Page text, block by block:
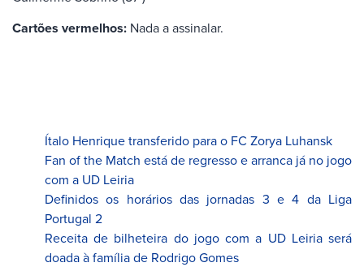
Cartões vermelhos: Nada a assinalar.
Ítalo Henrique transferido para o FC Zorya Luhansk
Fan of the Match está de regresso e arranca já no jogo
com a UD Leiria
Definidos os horários das jornadas 3 e 4 da Liga
Portugal 2
Receita de bilheteira do jogo com a UD Leiria será
doada à família de Rodrigo Gomes